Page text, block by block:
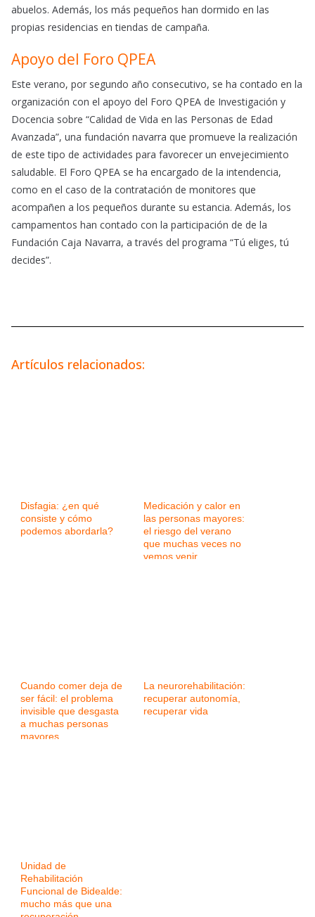
abuelos. Además, los más pequeños han dormido en las
propias residencias en tiendas de campaña.
Apoyo del Foro QPEA
Este verano, por segundo año consecutivo, se ha contado en la
organización con el apoyo del Foro QPEA de Investigación y
Docencia sobre “Calidad de Vida en las Personas de Edad
Avanzada”, una fundación navarra que promueve la realización
de este tipo de actividades para favorecer un envejecimiento
saludable. El Foro QPEA se ha encargado de la intendencia,
como en el caso de la contratación de monitores que
acompañen a los pequeños durante su estancia. Además, los
campamentos han contado con la participación de de la
Fundación Caja Navarra, a través del programa “Tú eliges, tú
decides”.
Artículos relacionados:
Disfagia: ¿en qué
consiste y cómo
podemos abordarla?
Medicación y calor en
las personas mayores:
el riesgo del verano
que muchas veces no
vemos venir
Cuando comer deja de
ser fácil: el problema
invisible que desgasta
a muchas personas
mayores
La neurorehabilitación:
recuperar autonomía,
recuperar vida
Unidad de
Rehabilitación
Funcional de Bidealde:
mucho más que una